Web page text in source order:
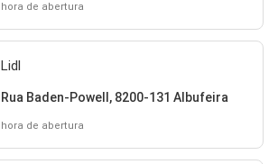
hora de abertura
Lidl
Rua Baden-Powell, 8200-131 Albufeira
hora de abertura